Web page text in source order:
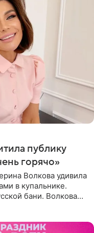
публику
горячо»
Волкова удивила
в купальнике.
бани. Волкова